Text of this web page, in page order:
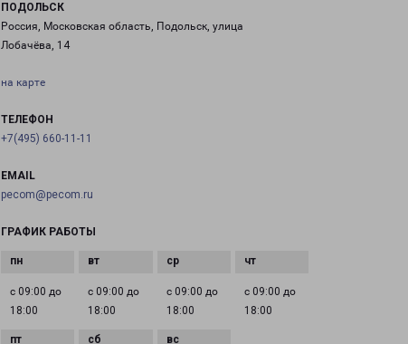
ПОДОЛЬСК
Россия, Московская область, Подольск, улица
Лобачёва, 14
на карте
ТЕЛЕФОН
+7(495) 660-11-11
EMAIL
pecom@pecom.ru
ГРАФИК РАБОТЫ
с 09:00 до
18:00
с 09:00 до
18:00
с 09:00 до
18:00
с 09:00 до
18:00